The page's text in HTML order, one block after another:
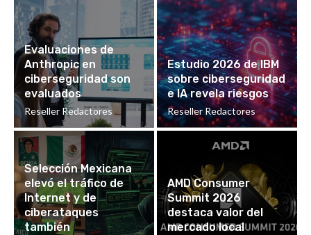
Evaluaciones de
Anthropic en
ciberseguridad son
evaluados
Reseller Redactores
Estudio 2026 de IBM
sobre ciberseguridad
e IA revela riesgos
Reseller Redactores
Selección Mexicana
elevó el tráfico de
Internet y de
ciberataques
también
AMD Consumer
Summit 2026
destaca valor del
mercado local